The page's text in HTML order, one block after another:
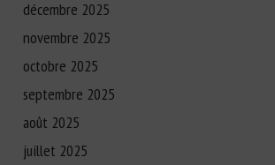
décembre 2025
novembre 2025
octobre 2025
septembre 2025
août 2025
juillet 2025